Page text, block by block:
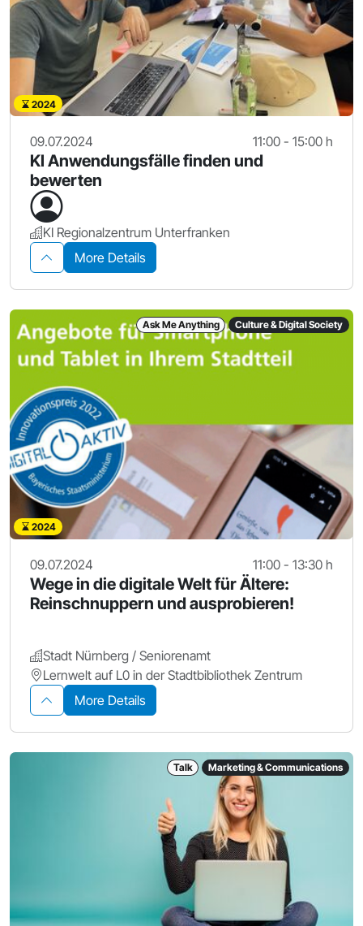
2024
09.07.2024 11:00 - 15:00 h
KI Anwendungsfälle finden und
bewerten
KI Regionalzentrum Unterfranken
More Details
Ask Me Anything Culture & Digital Society
2024
09.07.2024 11:00 - 13:30 h
Wege in die digitale Welt für Ältere:
Reinschnuppern und ausprobieren!
Stadt Nürnberg / Seniorenamt
Lernwelt auf L0 in der Stadtbibliothek Zentrum
More Details
Talk Marketing & Communications